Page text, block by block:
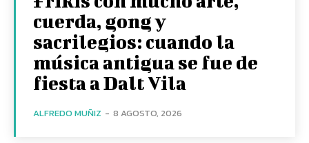
cuerda, gong y
sacrilegios: cuando la
música antigua se fue de
fiesta a Dalt Vila
ALFREDO MUÑIZ - 8 AGOSTO, 2026